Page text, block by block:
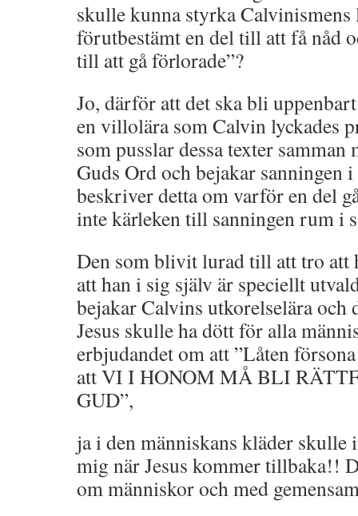
skulle kunna styrka Calvinismens
förutbestämt en del till att få nåd
till att gå förlorade”?
Jo, därför att det ska bli
en villolära som Calvin lyckades
som pusslar dessa texter samman
Guds Ord och bejakar sanningen i
beskriver detta om varför en del
inte kärleken till sanningen rum i
Den som blivit lurad till att tro att
att han i sig själv är speciellt
bejakar Calvins utkorelselära och
Jesus skulle ha dött för alla
erbjudandet om att ”Låten
att VI I HONOM MÅ BLI
GUD”,
ja i den människans kläder
mig när Jesus kommer tillbaka!!
om människor och med